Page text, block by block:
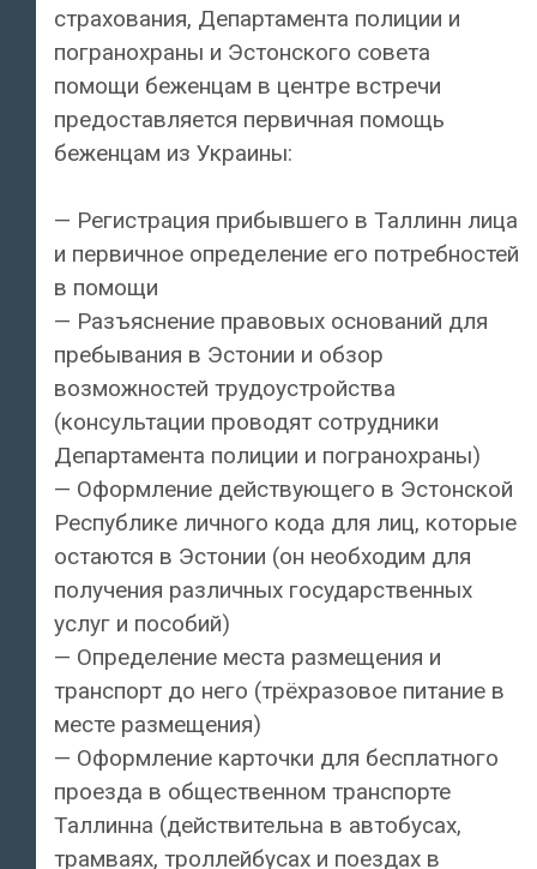
страхования, Департамента полиции и
погранохраны и Эстонского совета
помощи беженцам в центре встречи
предоставляется первичная помощь
беженцам из Украины:
— Регистрация прибывшего в Таллинн лица
и первичное определение его потребностей
в помощи
— Разъяснение правовых оснований для
пребывания в Эстонии и обзор
возможностей трудоустройства
(консультации проводят сотрудники
Департамента полиции и погранохраны)
— Оформление действующего в Эстонской
Республике личного кода для лиц, которые
остаются в Эстонии (он необходим для
получения различных государственных
услуг и пособий)
— Определение места размещения и
транспорт до него (трёхразовое питание в
месте размещения)
— Оформление карточки для бесплатного
проезда в общественном транспорте
Таллинна (действительна в автобусах,
трамваях, троллейбусах и поездах в